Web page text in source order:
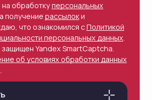
обработкуперсональных
получение рассылоки
что ознакомился сПолитикой
персональных данных.
защищен Yandex SmartCaptcha.
об условиях обработки данных
.